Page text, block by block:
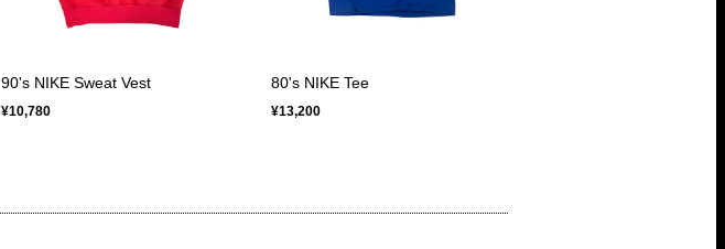
90's NIKE Sweat Vest
¥10,780
80's NIKE Tee
¥13,200